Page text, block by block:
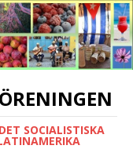
SOCIALISTISKA